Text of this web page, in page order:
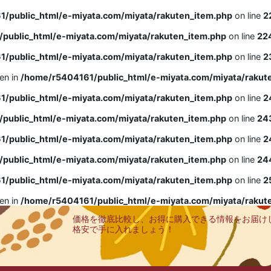
public_html/e-miyata.com/miyata/rakuten_item.php on line
e-miyata.com/miyata/rakuten_item.php on line
public_html/e-miyata.com/miyata/rakuten_item.php on line
in /home/r5404161/public_html/e-miyata.com/miyata/
public_html/e-miyata.com/miyata/rakuten_item.php on line
e-miyata.com/miyata/rakuten_item.php on line
public_html/e-miyata.com/miyata/rakuten_item.php on line
e-miyata.com/miyata/rakuten_item.php on line
public_html/e-miyata.com/miyata/rakuten_item.php on line
in /home/r5404161/public_html/e-miyata.com/miyata/
価格を徹底比較し、お得に購入できる情報をお届け
格安で手に入れましょう！